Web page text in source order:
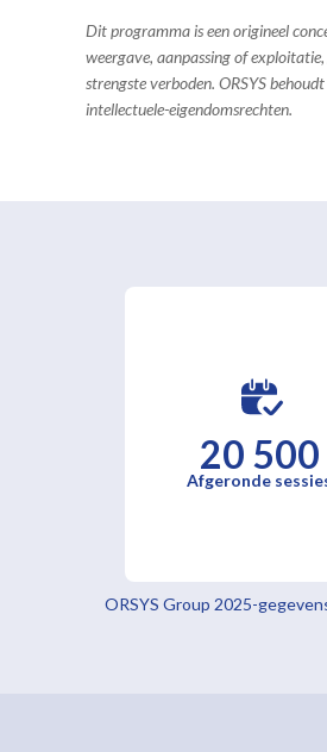
Dit programma is een origineel
weergave, aanpassing of
strengste verboden. ORSYS
intellectuele-eigendomsrechten.
20 500
Afgeronde
ORSYS Group 2025-